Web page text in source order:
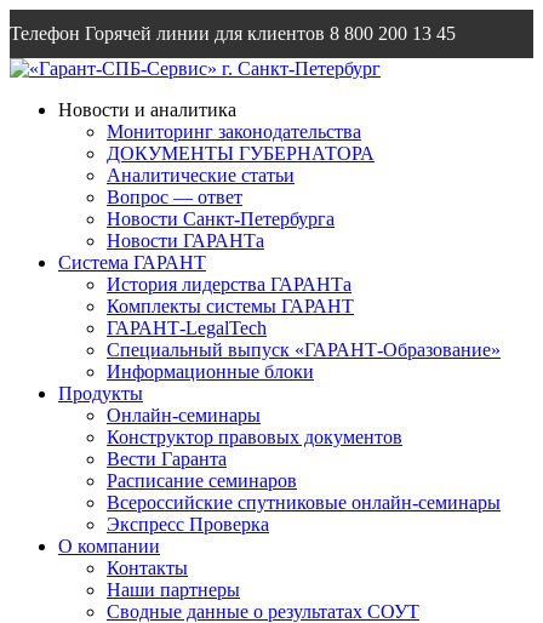
Телефон Горячей линии для клиентов 8 800 200 13 45
Emailinfo@garantsp.ru
Новости и аналитика
Мониторинг законодательства
ДОКУМЕНТЫ ГУБЕРНАТОРА
Аналитические статьи
Вопрос — ответ
Новости Санкт-Петербурга
Новости ГАРАНТа
Система ГАРАНТ
История лидерства ГАРАНТа
Комплекты системы ГАРАНТ
ГАРАНТ-LegalTech
Специальный выпуск «ГАРАНТ-Образование»
Информационные блоки
Продукты
Онлайн-семинары
Конструктор правовых документов
Вести Гаранта
Расписание семинаров
Всероссийские спутниковые онлайн-семинары
Экспресс Проверка
О компании
Контакты
Наши партнеры
Сводные данные о результатах СОУТ